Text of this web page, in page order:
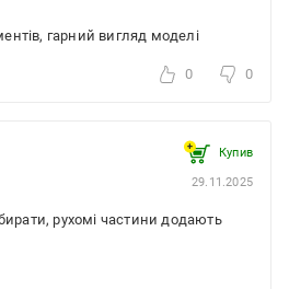
гарний вигляд моделі
0 0
Купив
29.11.2025
рухомі частини додають